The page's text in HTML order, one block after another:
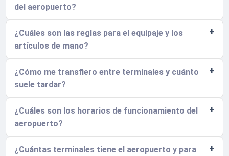
del aeropuerto?
¿Cuáles son las reglas para el equipaje y los
artículos de mano?
¿Cómo me transfiero entre terminales y cuánto
suele tardar?
¿Cuáles son los horarios de funcionamiento del
aeropuerto?
¿Cuántas terminales tiene el aeropuerto y para